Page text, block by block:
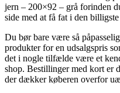
jern – 200×92 – grå forinden
side med at få fat i den
Du bør bare være så
produkter for en udsalgspris
det i nogle tilfælde være et
shop. Bestillinger med kort er
der dækker køberen overfor